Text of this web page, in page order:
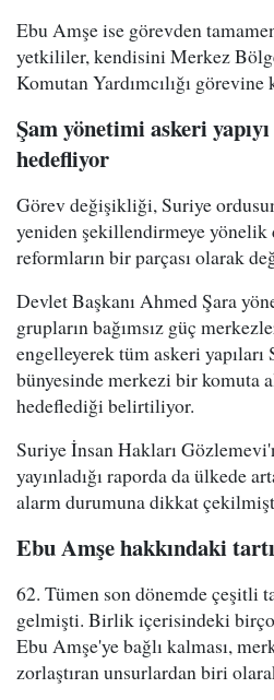
Ebu Amşe ise görevden
yetkililer, kendisini Merkez
Komutan Yardımcılığı görevine
Şam yönetimi askeri
hedefliyor
Görev değişikliği, Suriye
yeniden şekillendirmeye yönelik
reformların bir parçası olarak
Devlet Başkanı Ahmed Şara
grupların bağımsız güç
engelleyerek tüm askeri yapıları
bünyesinde merkezi bir komuta
hedeflediği belirtiliyor.
Suriye İnsan Hakları
yayınladığı raporda da ülkede
alarm durumuna dikkat
Ebu Amşe hakkındaki
62. Tümen son dönemde çeşitli
gelmişti. Birlik içerisindeki
Ebu Amşe'ye bağlı kalması,
zorlaştıran unsurlardan biri